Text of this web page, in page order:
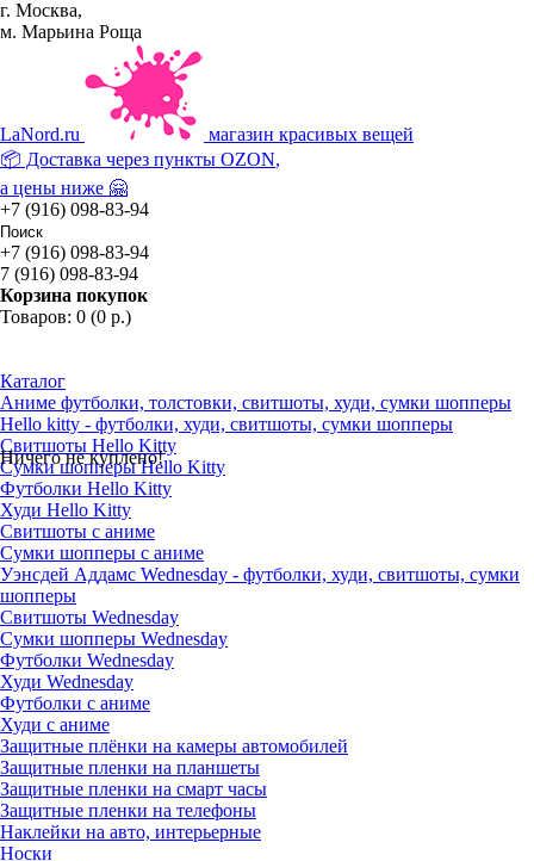
г. Москва,
м. Марьина Роща
LaNord.ru
магазин красивых вещей
📦 Доставка через пункты OZON,
а цены ниже 🤗
+7 (916) 098-83-94
+7 (916) 098-83-94
7 (916) 098-83-94
Корзина покупок
Товаров: 0 (0 р.)
Ничего не куплено!
Каталог
Аниме футболки, толстовки, свитшоты, худи, сумки шопперы
Hello kitty - футболки, худи, свитшоты, сумки шопперы
Свитшоты Hello Kitty
Сумки шопперы Hello Kitty
Футболки Hello Kitty
Худи Hello Kitty
Свитшоты с аниме
Сумки шопперы с аниме
Уэнсдей Аддамс Wednesday - футболки, худи, свитшоты, сумки
шопперы
Свитшоты Wednesday
Сумки шопперы Wednesday
Футболки Wednesday
Худи Wednesday
Футболки с аниме
Худи с аниме
Защитные плёнки на камеры автомобилей
Защитные пленки на планшеты
Защитные пленки на смарт часы
Защитные пленки на телефоны
Наклейки на авто, интерьерные
Носки